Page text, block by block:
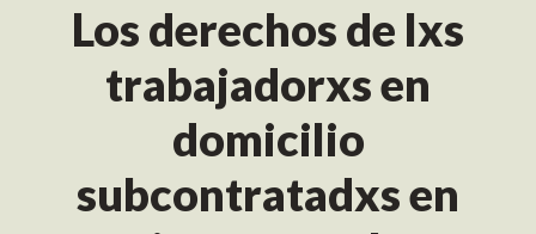
Los derechos de lxs
trabajadorxs en
domicilio
subcontratadxs en